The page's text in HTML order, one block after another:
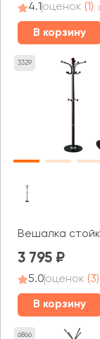
4.1 оценок (1)
В корзину
3329
Вешалка
3 795
5.0оценок (3)
В корзину
6866